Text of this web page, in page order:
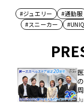
#ジュエリー #通勤服
#スニーカー